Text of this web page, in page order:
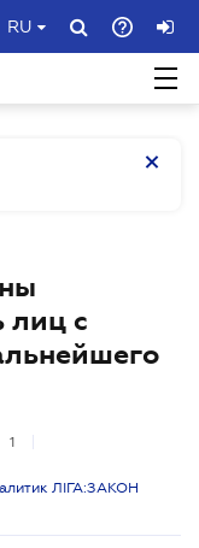
RU
лиц с
1
ЛІГА:ЗАКОН